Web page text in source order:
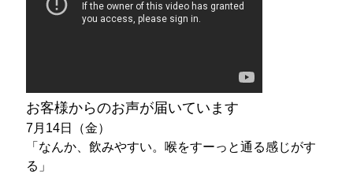
お客様からのお声が届いています
7月14日（金）
「なんか、飲みやすい。喉をすーっと通る感じがす
る」